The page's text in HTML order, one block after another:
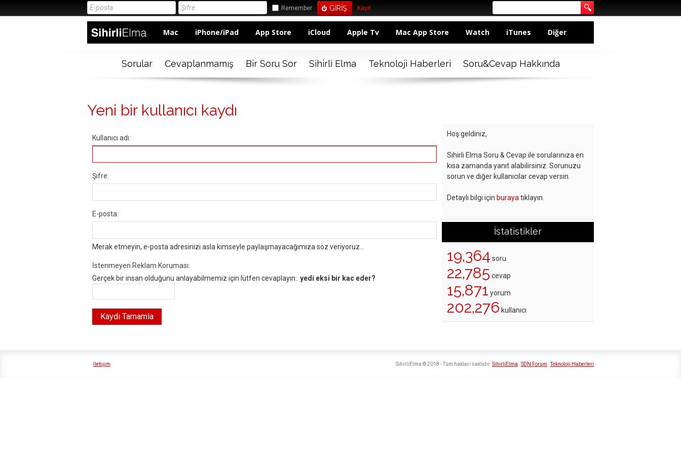
Remember Kayıt
Mac iPhone/iPad App Store iCloud Apple Tv Mac App Store Watch iTunes Diğer
Sorular Cevaplanmamış Bir Soru Sor Sihirli Elma Teknoloji Haberleri Soru&Cevap Hakkında
Yeni bir kullanıcı kaydı
Kullanıcı adı:
Şifre:
E-posta:
Merak etmeyin, e-posta adresinizi asla kimseyle paylaşmayacağımıza söz veriyoruz...
İstenmeyen Reklam Koruması:
Gerçek bir insan olduğunu anlayabilmemiz için lütfen cevaplayın:. yedi eksi bir kac eder?
Hoş geldiniz,
Sihirli Elma Soru & Cevap ile sorularınıza en
kısa zamanda yanıt alabilirsiniz. Sorunuzu
sorun ve diğer kullanıcılar cevap versin.
Detaylı bilgi için buraya tıklayın.
İstatistikler
19,364 soru
22,785 cevap
15,871 yorum
202,276 kullanıcı
İletişim SihirliElma SDN Forum Teknoloji Haberleri
SihirliElma © 2018 - Tüm hakları saklıdır